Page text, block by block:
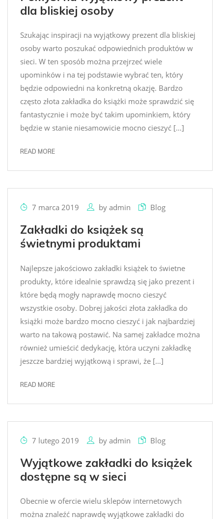
dla bliskiej osoby
Szukając inspiracji na wyjątkowy prezent dla bliskiej
osoby warto poszukać odpowiednich produktów w
sieci. W ten sposób można przejrzeć wiele
upominków i na tej podstawie wybrać ten, który
będzie odpowiedni na konkretną okazję. Bardzo
często złota zakładka do książki może sprawdzić się
fantastycznie i może być takim upominkiem, który
będzie w stanie niesamowicie mocno cieszyć […]
READ MORE
7 marca 2019 by admin Blog
Zakładki do książek są
świetnymi produktami
Najlepsze jakościowo zakładki książek to świetne
produkty, które idealnie sprawdzą się jako prezent i
które będą mogły naprawdę mocno cieszyć
wszystkie osoby. Dobrej jakości złota zakładka do
książki może bardzo mocno cieszyć i jak najbardziej
warto na takową postawić. Na samej zakładce można
również umieścić dedykację, która uczyni zakładkę
jeszcze bardziej wyjątkową i sprawi, że […]
READ MORE
7 lutego 2019 by admin Blog
Wyjątkowe zakładki do książek
dostępne są w sieci
Obecnie w ofercie wielu sklepów internetowych
można znaleźć naprawdę wyjątkowe zakładki do